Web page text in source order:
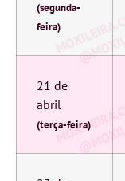
(segunda-
feira)
21 de
abril
(terça-feira)